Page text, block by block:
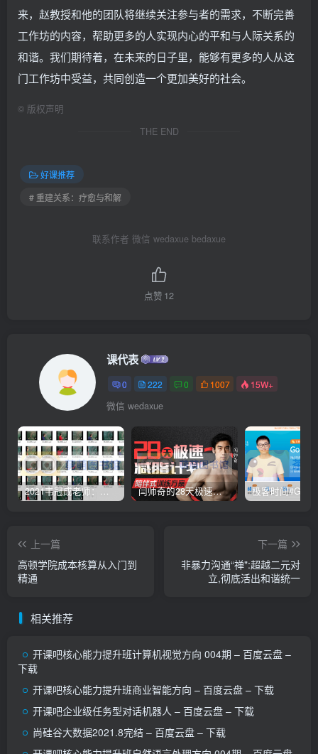
来，赵教授和他的团队将继续关注参与者的需求，不断完善
工作坊的内容，帮助更多的人实现内心的平和与人际关系的
和谐。我们期待着，在未来的日子里，能够有更多的人从这
门工作坊中受益，共同创造一个更加美好的社会。
© 版权声明
THE END
好课推荐
# 重建关系：疗愈与和解
联系作者 微信 wedaxue bedaxue
点赞 12
课代表
0 222 0 1007 15W+
微信 wedaxue
2021韦冠成老师：韦氏天星风水《秘传二十四山吉凶占断要法》 – 百度云盘 – 下载 闫帅奇的28天极速减脂计划 – 网盘分享 – 下载
上一篇
高顿学院成本核算从入门到
精通
下一篇
非暴力沟通“禅":超越二元对
立,彻底活出和谐统一
相关推荐
开课吧核心能力提升班计算机视觉方向 004期 – 百度云盘 –
下载
开课吧核心能力提升班商业智能方向 – 百度云盘 – 下载
开课吧企业级任务型对话机器人 – 百度云盘 – 下载
尚硅谷大数据2021.8完结 – 百度云盘 – 下载